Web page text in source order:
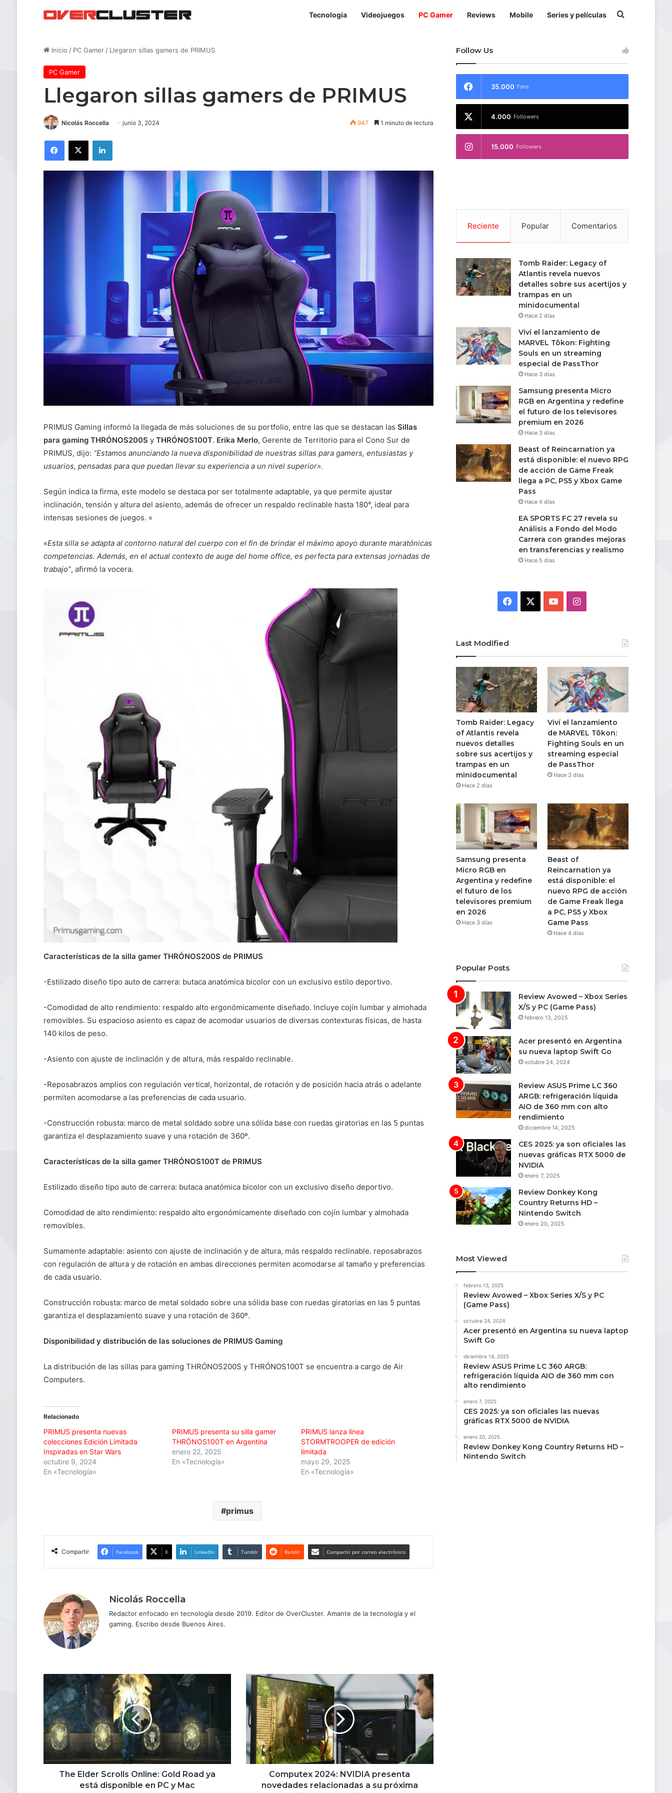
Tecnología Videojuegos PC Gamer Reviews Mobile Series y películas
Inicio / PC Gamer / Llegaron sillas gamers de PRIMUS
PC Gamer
Llegaron sillas gamers de PRIMUS
Nicolás Roccella junio 3, 2024 947 1 minuto de lectura
Facebook
X LinkedIn
PRIMUS Gaming informó la llegada de más soluciones de su portfolio, entre las que se destacan las Sillas
para gaming THRÓNOS200S yTHRÓNOS100T. Erika Merlo, Gerente de Territorio para el Cono Sur de
PRIMUS, dijo: “Estamos anunciando la nueva disponibilidad de nuestras sillas para gamers, entusiastas y
usuarios, pensadas para que puedan llevar su experiencia a un nivel superior».
Según indica la firma, este modelo se destaca por ser totalmente adaptable, ya que permite ajustar
inclinación, tensión y altura del asiento, además de ofrecer un respaldo reclinable hasta 180°, ideal para
intensas sesiones de juegos. «
«Esta silla se adapta al contorno natural del cuerpo con el fin de brindar el máximo apoyo durante maratónicas
competencias. Además, en el actual contexto de auge del home office, es perfecta para extensas jornadas de
trabajo”, afirmó la vocera.
Características de la silla gamer THRÓNOS200S de PRIMUS
-Estilizado diseño tipo auto de carrera: butaca anatómica bicolor con un exclusivo estilo deportivo.
-Comodidad de alto rendimiento: respaldo alto ergonómicamente diseñado. Incluye cojín lumbar y almohada
removibles. Su espacioso asiento es capaz de acomodar usuarios de diversas contexturas físicas, de hasta
140 kilos de peso.
-Asiento con ajuste de inclinación y de altura, más respaldo reclinable.
-Reposabrazos amplios con regulación vertical, horizontal, de rotación y de posición hacia atrás o adelante
permiten acomodarse a las preferencias de cada usuario.
-Construcción robusta: marco de metal soldado sobre una sólida base con ruedas giratorias en las 5 puntas
garantiza el desplazamiento suave y una rotación de 360º.
Características de la silla gamer THRÓNOS100T de PRIMUS
Estilizado diseño tipo auto de carrera: butaca anatómica bicolor con un exclusivo diseño deportivo.
Comodidad de alto rendimiento: respaldo alto ergonómicamente diseñado con cojín lumbar y almohada
removibles.
Sumamente adaptable: asiento con ajuste de inclinación y de altura, más respaldo reclinable. reposabrazos
con regulación de altura y de rotación en ambas direcciones permiten acomodarse al tamaño y preferencias
de cada usuario.
Construcción robusta: marco de metal soldado sobre una sólida base con ruedas giratorias en las 5 puntas
garantiza el desplazamiento suave y una rotación de 360º.
Disponibilidad y distribución de las soluciones de PRIMUS Gaming
La distribución de las sillas para gaming THRÓNOS200S y THRÓNOS100T se encuentra a cargo de Air
Computers.
Relacionado
PRIMUS presenta nuevas
colecciones Edición Limitada
Inspiradas en Star Wars
octubre 9, 2024
En «Tecnología»
PRIMUS presenta su silla gamer
THRÓNOS100T en Argentina
enero 22, 2025
En «Tecnología»
PRIMUS lanza línea
STORMTROOPER de edición
limitada
mayo 29, 2025
En «Tecnología»
primus
Compartir Facebook X LinkedIn Tumblr Reddit Compartir por correo electrónico
Nicolás Roccella
Redactor enfocado en tecnología desde 2019. Editor de OverCluster. Amante de la tecnología y el
gaming. Escribo desde Buenos Aires.
Elder
Scrolls
Online:
Gold
Road ya
está
disponible
en
The Elder Scrolls Online: Gold Road ya
está disponible en PC y Mac
Computex
2024:
NVIDIA
presenta
novedades
relacionadas
a
su
próxima
arquitectura
gráfica
Computex 2024: NVIDIA presenta
novedades relacionadas a su próxima
Follow Us
35.000 Fans
4.000 Followers
15.000 Followers
Reciente Popular Comentarios
Tomb Raider: Legacy of
Atlantis revela nuevos
detalles sobre sus acertijos y
trampas en un
minidocumental
Hace 2 días
Viví el lanzamiento de
MARVEL Tōkon: Fighting
Souls en un streaming
especial de PassThor
Hace 3 días
Samsung presenta Micro
RGB en Argentina y redefine
el futuro de los televisores
premium en 2026
Hace 3 días
Beast of Reincarnation ya
está disponible: el nuevo RPG
de acción de Game Freak
llega a PC, PS5 y Xbox Game
Pass
Hace 4 días
EA SPORTS FC 27 revela su
Análisis a Fondo del Modo
Carrera con grandes mejoras
en transferencias y realismo
Hace 5 días
Facebook YouTubeInstagram
Last Modified
Tomb Raider: Legacy
of Atlantis revela
nuevos detalles
sobre sus acertijos y
trampas en un
minidocumental
Hace 2 días
Viví el lanzamiento
de MARVEL Tōkon:
Fighting Souls en un
streaming especial
de PassThor
Hace 3 días
Samsung presenta
Micro RGB en
Argentina y redefine
el futuro de los
televisores premium
en 2026
Hace 3 días
Beast of
Reincarnation ya
está disponible: el
nuevo RPG de acción
de Game Freak llega
a PC, PS5 y Xbox
Game Pass
Hace 4 días
Popular Posts
Review Avowed – Xbox Series
X/S y PC (Game Pass)
febrero 13, 2025
Acer presentó en Argentina
su nueva laptop Swift Go
octubre 24, 2024
Review ASUS Prime LC 360
ARGB: refrigeración líquida
AIO de 360 mm con alto
rendimiento
diciembre 14, 2025
CES 2025: ya son oficiales las
nuevas gráficas RTX 5000 de
NVIDIA
enero 7, 2025
Review Donkey Kong
Country Returns HD –
Nintendo Switch
enero 20, 2025
Most Viewed
febrero 13, 2025
Review Avowed – Xbox Series X/S y PC
(Game Pass)
octubre 24, 2024
Acer presentó en Argentina su nueva laptop
Swift Go
diciembre 14, 2025
Review ASUS Prime LC 360 ARGB:
refrigeración líquida AIO de 360 mm con
alto rendimiento
enero 7, 2025
CES 2025: ya son oficiales las nuevas
gráficas RTX 5000 de NVIDIA
enero 20, 2025
Review Donkey Kong Country Returns HD –
Nintendo Switch